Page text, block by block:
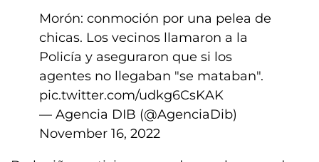
Morón: conmoción por una pelea de
chicas. Los vecinos llamaron a la
Policía y aseguraron que si los
agentes no llegaban "se mataban".
pic.twitter.com/udkg6CsKAK
— Agencia DIB (@AgenciaDib)
November 16, 2022